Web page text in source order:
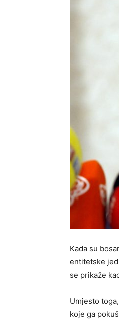
Kada su
entitetske
se prikaže
Umjesto
koje ga